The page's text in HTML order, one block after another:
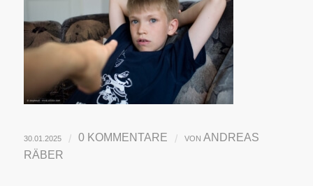
30.01.2025 / 0 KOMMENTARE / VON ANDREAS
RÄBER